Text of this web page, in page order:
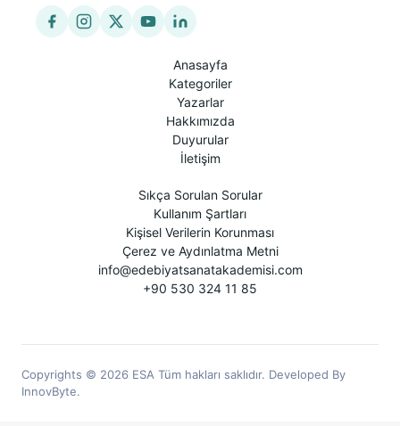
Anasayfa
Kategoriler
Yazarlar
Hakkımızda
Duyurular
İletişim
Sıkça Sorulan Sorular
Kullanım Şartları
Kişisel Verilerin Korunması
Çerez ve Aydınlatma Metni
info@edebiyatsanatakademisi.com
+90 530 324 11 85
Copyrights © 2026 ESA Tüm hakları saklıdır. Developed By
InnovByte.